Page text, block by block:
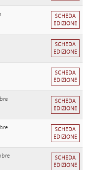
SCHEDA
EDIZIONE
SCHEDA
EDIZIONE
SCHEDA
EDIZIONE
SCHEDA
EDIZIONE
SCHEDA
EDIZIONE
SCHEDA
EDIZIONE